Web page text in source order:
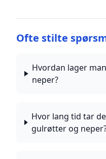
Ofte stilte
Hvordan lager
neper?
Hvor lang tid tar
gulrøtter og